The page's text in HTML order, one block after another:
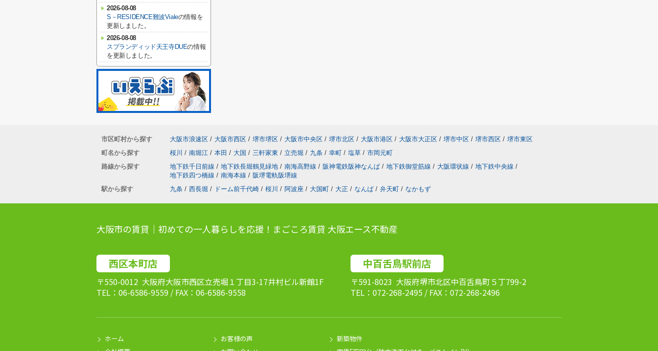
2026-08-08
S－RESIDENCE難波Vialeの情報を
更新しました。
2026-08-08
スプランディッド天王寺DUEの情報
を更新しました。
市区町村から探す 大阪市浪速区 / 大阪市西区 / 堺市堺区 / 大阪市中央区 / 堺市北区 / 大阪市港区 / 大阪市大正区 / 堺市中区 / 堺市西区 / 堺市東区
町名から探す
桜川 / 南堀江 / 本田 / 大国 / 三軒家東 / 立売堀 / 九条 / 幸町 / 塩草 / 市岡元町
路線から探す
地下鉄千日前線 / 地下鉄長堀鶴見緑地 / 南海高野線 / 阪神電鉄阪神なんば / 地下鉄御堂筋線 / 大阪環状線 / 地下鉄中央線 /
地下鉄四つ橋線 / 南海本線 / 阪堺電軌阪堺線
駅から探す
九条 / 西長堀 / ドーム前千代崎 / 桜川 / 阿波座 / 大国町 / 大正 / なんば / 弁天町 / なかもず
大阪市の賃貸｜初めての一人暮らしを応援！まごころ賃貸 大阪エース不動産
西区本町店
〒550-0012 大阪府大阪市西区立売堀１丁目3-17井村ビル新館1F
TEL：06-6586-9559 / FAX：06-6586-9558
中百舌鳥駅前店
〒591-8023 大阪府堺市北区中百舌鳥町５丁799-2
TEL：072-268-2495 / FAX：072-268-2496
ホーム
お客様の声
新築物件